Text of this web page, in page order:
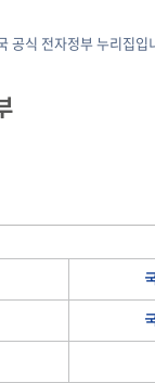
공식 전자정부 누리집입